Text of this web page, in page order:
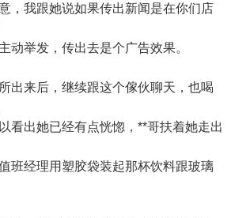
，我跟她说如果传出新闻是在你们店
动举发，传出去是个广告效果。
来后，继续跟这个傢伙聊天，也喝
看出她已经有点恍惚，**哥扶着她走出
班经理用塑胶袋装起那杯饮料跟玻璃